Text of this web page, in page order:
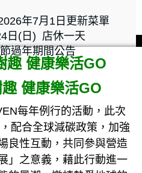
年7月1日更新菜單
日(日) 店休一天
過年期間公告
健康樂活GO
每年例行的活動，此次
配合全球減碳政策，加強
良性互動，共同參與營造
」之意義，藉此行動進一